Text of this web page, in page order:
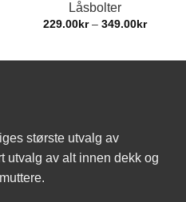
Låsbolter
229.00kr – 349.00kr
største utvalg av
utvalg av alt innen dekk og